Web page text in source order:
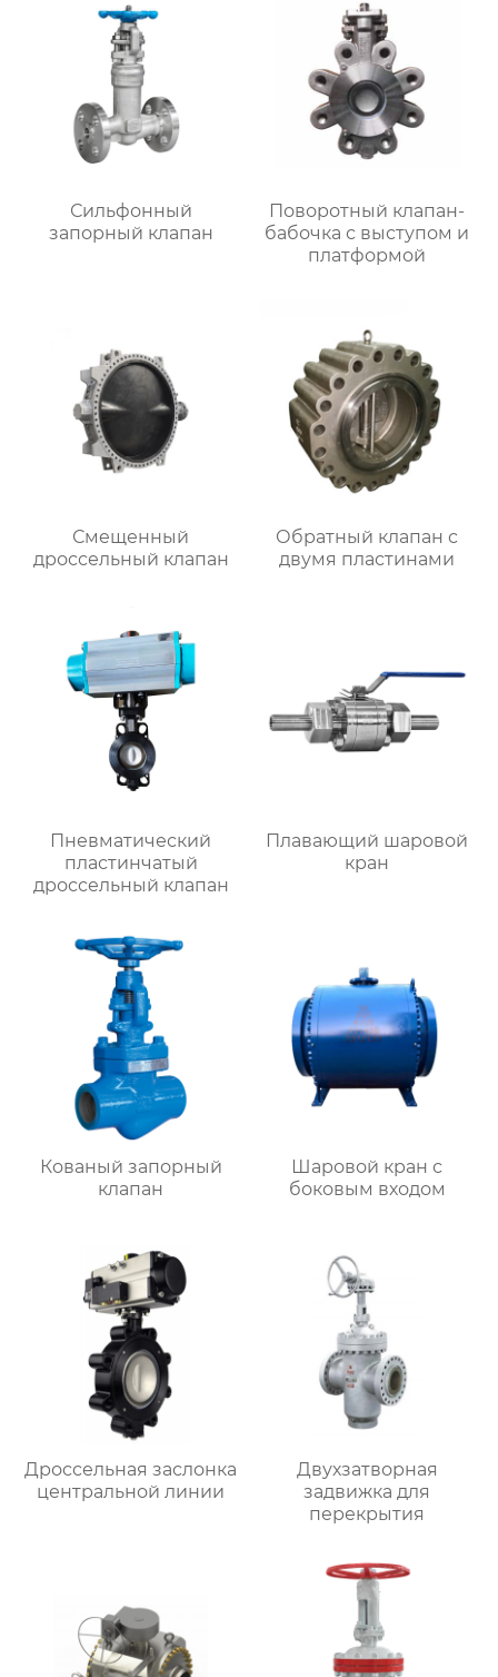
Сильфонный
запорный клапан
Поворотный клапан-
бабочка с выступом и
платформой
Смещенный
дроссельный клапан
Обратный клапан с
двумя пластинами
Пневматический
пластинчатый
дроссельный клапан
Плавающий шаровой
кран
Кованый запорный
клапан
Шаровой кран с
боковым входом
Дроссельная заслонка
центральной линии
Двухзатворная
задвижка для
перекрытия